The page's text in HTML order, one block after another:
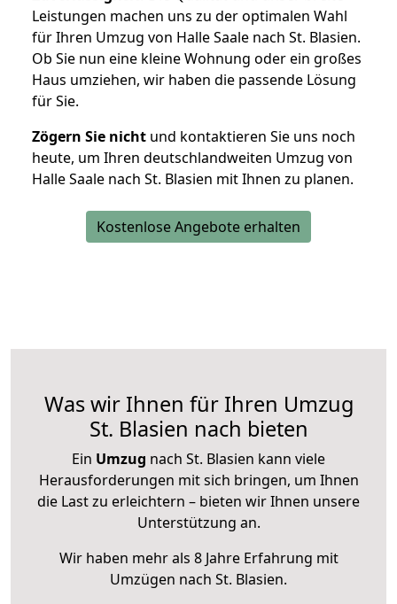
Leistungen machen uns zu der optimalen Wahl
für Ihren Umzug von Halle Saale nach St. Blasien.
Ob Sie nun eine kleine Wohnung oder ein großes
Haus umziehen, wir haben die passende Lösung
für Sie.
Zögern Sie nicht und kontaktieren Sie uns noch
heute, um Ihren deutschlandweiten Umzug von
Halle Saale nach St. Blasien mit Ihnen zu planen.
Kostenlose Angebote erhalten
Was wir Ihnen für Ihren Umzug
St. Blasien nach bieten
Ein Umzug nach St. Blasien kann viele
Herausforderungen mit sich bringen, um Ihnen
die Last zu erleichtern – bieten wir Ihnen unsere
Unterstützung an.
Wir haben mehr als 8 Jahre Erfahrung mit
Umzügen nach St. Blasien.